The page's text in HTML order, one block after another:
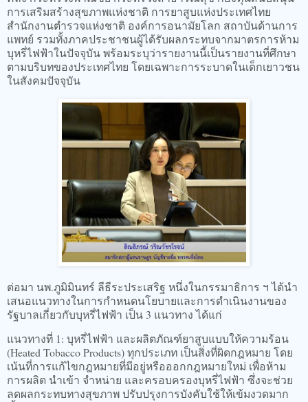
การเสริมสร้างสุขภาพแห่งชาติ การยาสูบแห่งประเทศไทย
สำนักงานตำรวจแห่งชาติ องค์การอนามัยโลก สถาบันด้านการ
แพทย์ รวมทั้งภาคประชาชนผู้ได้รับผลกระทบจากมาตรการห้าม
บุหรี่ไฟฟ้าในปัจจุบัน พร้อมระบุว่ารายงานนี้เป็นรายงานที่ศึกษา
ตามบริบทของประเทศไทย โดยเฉพาะการระบาดในเด็กเยาวชน
ในสังคมปัจจุบัน
ต่อมา นพ.ภูมิมินทร์ ลีธีระประเสริฐ หนึ่งในกรรมาธิการ ฯ ได้นำ
เสนอแนวทางในการกำหนดนโยบายและการดำเนินงานของ
รัฐบาลเกี่ยวกับบุหรี่ไฟฟ้า เป็น 3 แนวทาง ได้แก่
แนวทางที่ 1: บุหรี่ไฟฟ้า และผลิตภัณฑ์ยาสูบแบบให้ความร้อน
(Heated Tobacco Products) ทุกประเภท เป็นสิ่งที่ผิดกฎหมาย โดย
เน้นที่การแก้ไขกฎหมายที่มีอยู่หรือออกกฎหมายใหม่ เพื่อห้าม
การผลิต นำเข้า จำหน่าย และครอบครองบุหรี่ไฟฟ้า ซึ่งจะช่วย
ลดผลกระทบทางสุขภาพ ปรับปรุงการบังคับใช้ให้เข้มงวดมาก